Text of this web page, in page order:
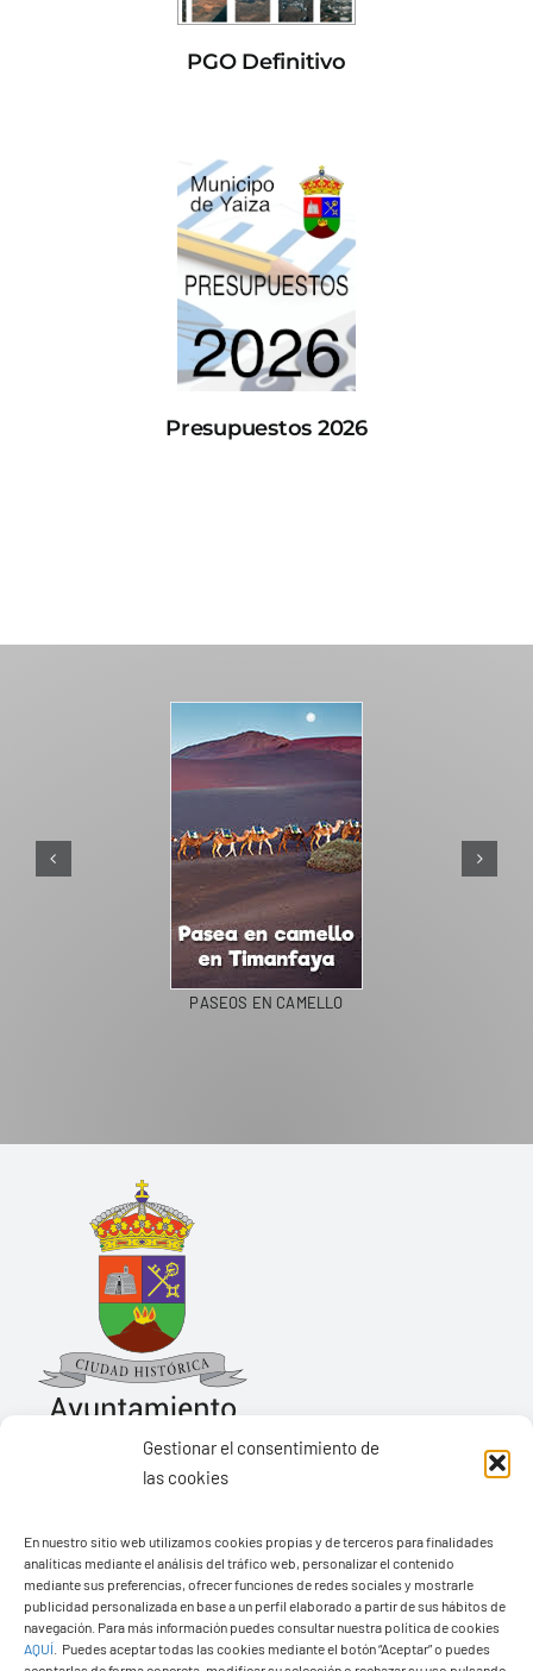
Gestionar el consentimiento de
las cookies
En nuestro sitio web utilizamos cookies propias y de terceros para finalidades
analíticas mediante el análisis del tráfico web, personalizar el contenido
mediante sus preferencias, ofrecer funciones de redes sociales y mostrarle
publicidad personalizada en base a un perfil elaborado a partir de sus hábitos de
navegación. Para más información puedes consultar nuestra política de cookies
AQUÍ
Puedes aceptar todas las cookies mediante el botón “Aceptar” o puedes
PGO Definitivo
Presupuestos 2026
PASEOS EN CAMELLO
Pza. de Los Remedios, 1
35570 – Yaiza
Tel:928 83 62 20